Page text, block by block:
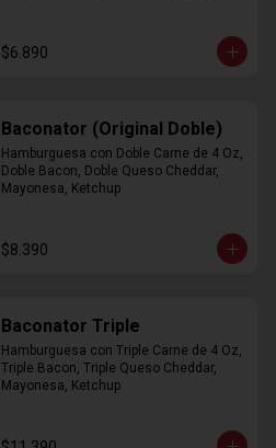
$6.890
Baconator (Original Doble)
Hamburguesa con Doble Carne de 4 Oz,
Doble Bacon, Doble Queso Cheddar,
Mayonesa, Ketchup
$8.390
Baconator Triple
Hamburguesa con Triple Carne de 4 Oz,
Triple Bacon, Triple Queso Cheddar,
Mayonesa, Ketchup